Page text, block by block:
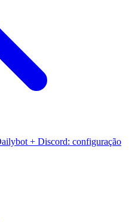
+ Discord: configuração